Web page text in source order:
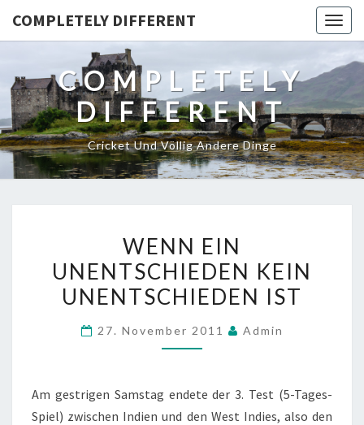
COMPLETELY DIFFERENT
COMPLETELY
DIFFERENT
Cricket Und Völlig Andere Dinge
EIN
UNENTSCHIEDEN
KEIN
IST
WENN EIN
UNENTSCHIEDEN KEIN
UNENTSCHIEDEN IST
27. November 2011 Admin
Am gestrigen Samstag endete der 3. Test (5-Tages-
Spiel) zwischen Indien und den West Indies, also den